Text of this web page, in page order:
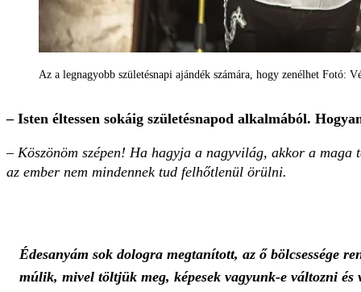
Az a legnagyobb születésnapi ajándék számára, hogy zenélhet Fotó:
– Isten éltessen sokáig születésnapod alkalmából.
– Köszönöm szépen! Ha hagyja a nagyvilág, akkor a
az ember nem mindennek tud felhőtlenül örülni.
Édesanyám sok dologra megtanított, az ő bölcsessége
múlik, mivel töltjük meg, képesek vagyunk-e változni